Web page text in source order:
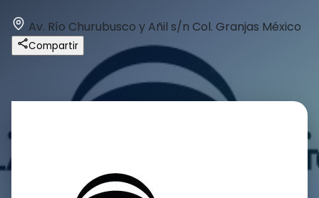
Av. Río Churubusco y Añil s/n Col. Granjas México
Compartir